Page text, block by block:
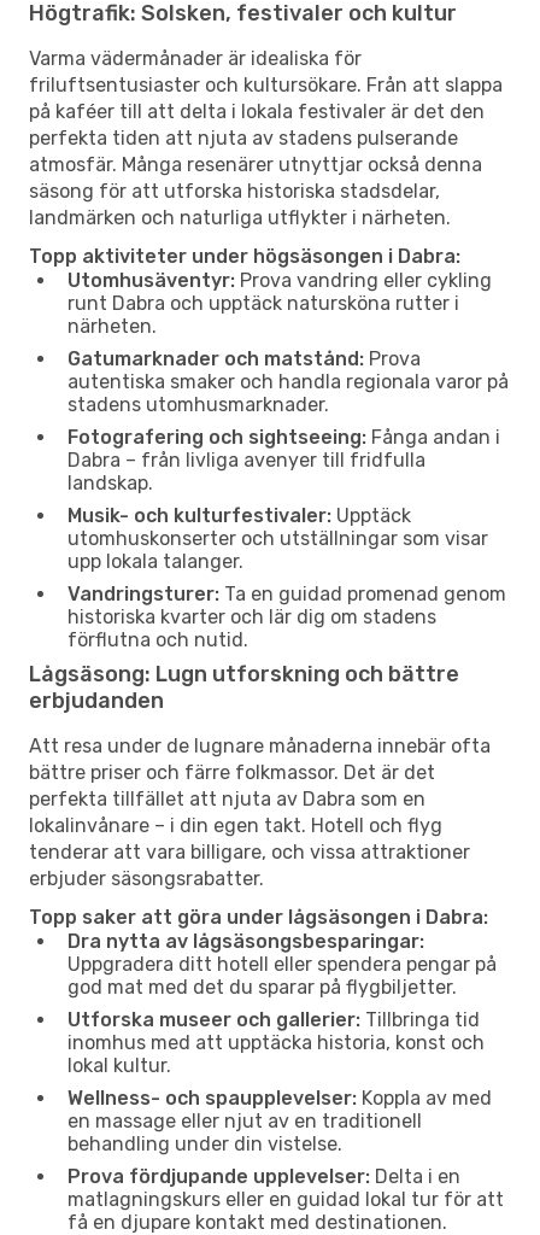
Högtrafik: Solsken, festivaler och kultur
Varma vädermånader är idealiska för
friluftsentusiaster och kultursökare. Från att slappa
på kaféer till att delta i lokala festivaler är det den
perfekta tiden att njuta av stadens pulserande
atmosfär. Många resenärer utnyttjar också denna
säsong för att utforska historiska stadsdelar,
landmärken och naturliga utflykter i närheten.
Topp aktiviteter under högsäsongen i Dabra:
Utomhusäventyr: Prova vandring eller cykling
runt Dabra och upptäck natursköna rutter i
närheten.
Gatumarknader och matstånd: Prova
autentiska smaker och handla regionala varor på
stadens utomhusmarknader.
Fotografering och sightseeing: Fånga andan i
Dabra – från livliga avenyer till fridfulla
landskap.
Musik- och kulturfestivaler: Upptäck
utomhuskonserter och utställningar som visar
upp lokala talanger.
Vandringsturer: Ta en guidad promenad genom
historiska kvarter och lär dig om stadens
förflutna och nutid.
Lågsäsong: Lugn utforskning och bättre
erbjudanden
Att resa under de lugnare månaderna innebär ofta
bättre priser och färre folkmassor. Det är det
perfekta tillfället att njuta av Dabra som en
lokalinvånare – i din egen takt. Hotell och flyg
tenderar att vara billigare, och vissa attraktioner
erbjuder säsongsrabatter.
Topp saker att göra under lågsäsongen i Dabra:
Dra nytta av lågsäsongsbesparingar:
Uppgradera ditt hotell eller spendera pengar på
god mat med det du sparar på flygbiljetter.
Utforska museer och gallerier: Tillbringa tid
inomhus med att upptäcka historia, konst och
lokal kultur.
Wellness- och spaupplevelser: Koppla av med
en massage eller njut av en traditionell
behandling under din vistelse.
Prova fördjupande upplevelser: Delta i en
matlagningskurs eller en guidad lokal tur för att
få en djupare kontakt med destinationen.